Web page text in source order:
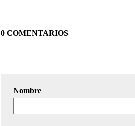
0 COMENTARIOS
Nombre